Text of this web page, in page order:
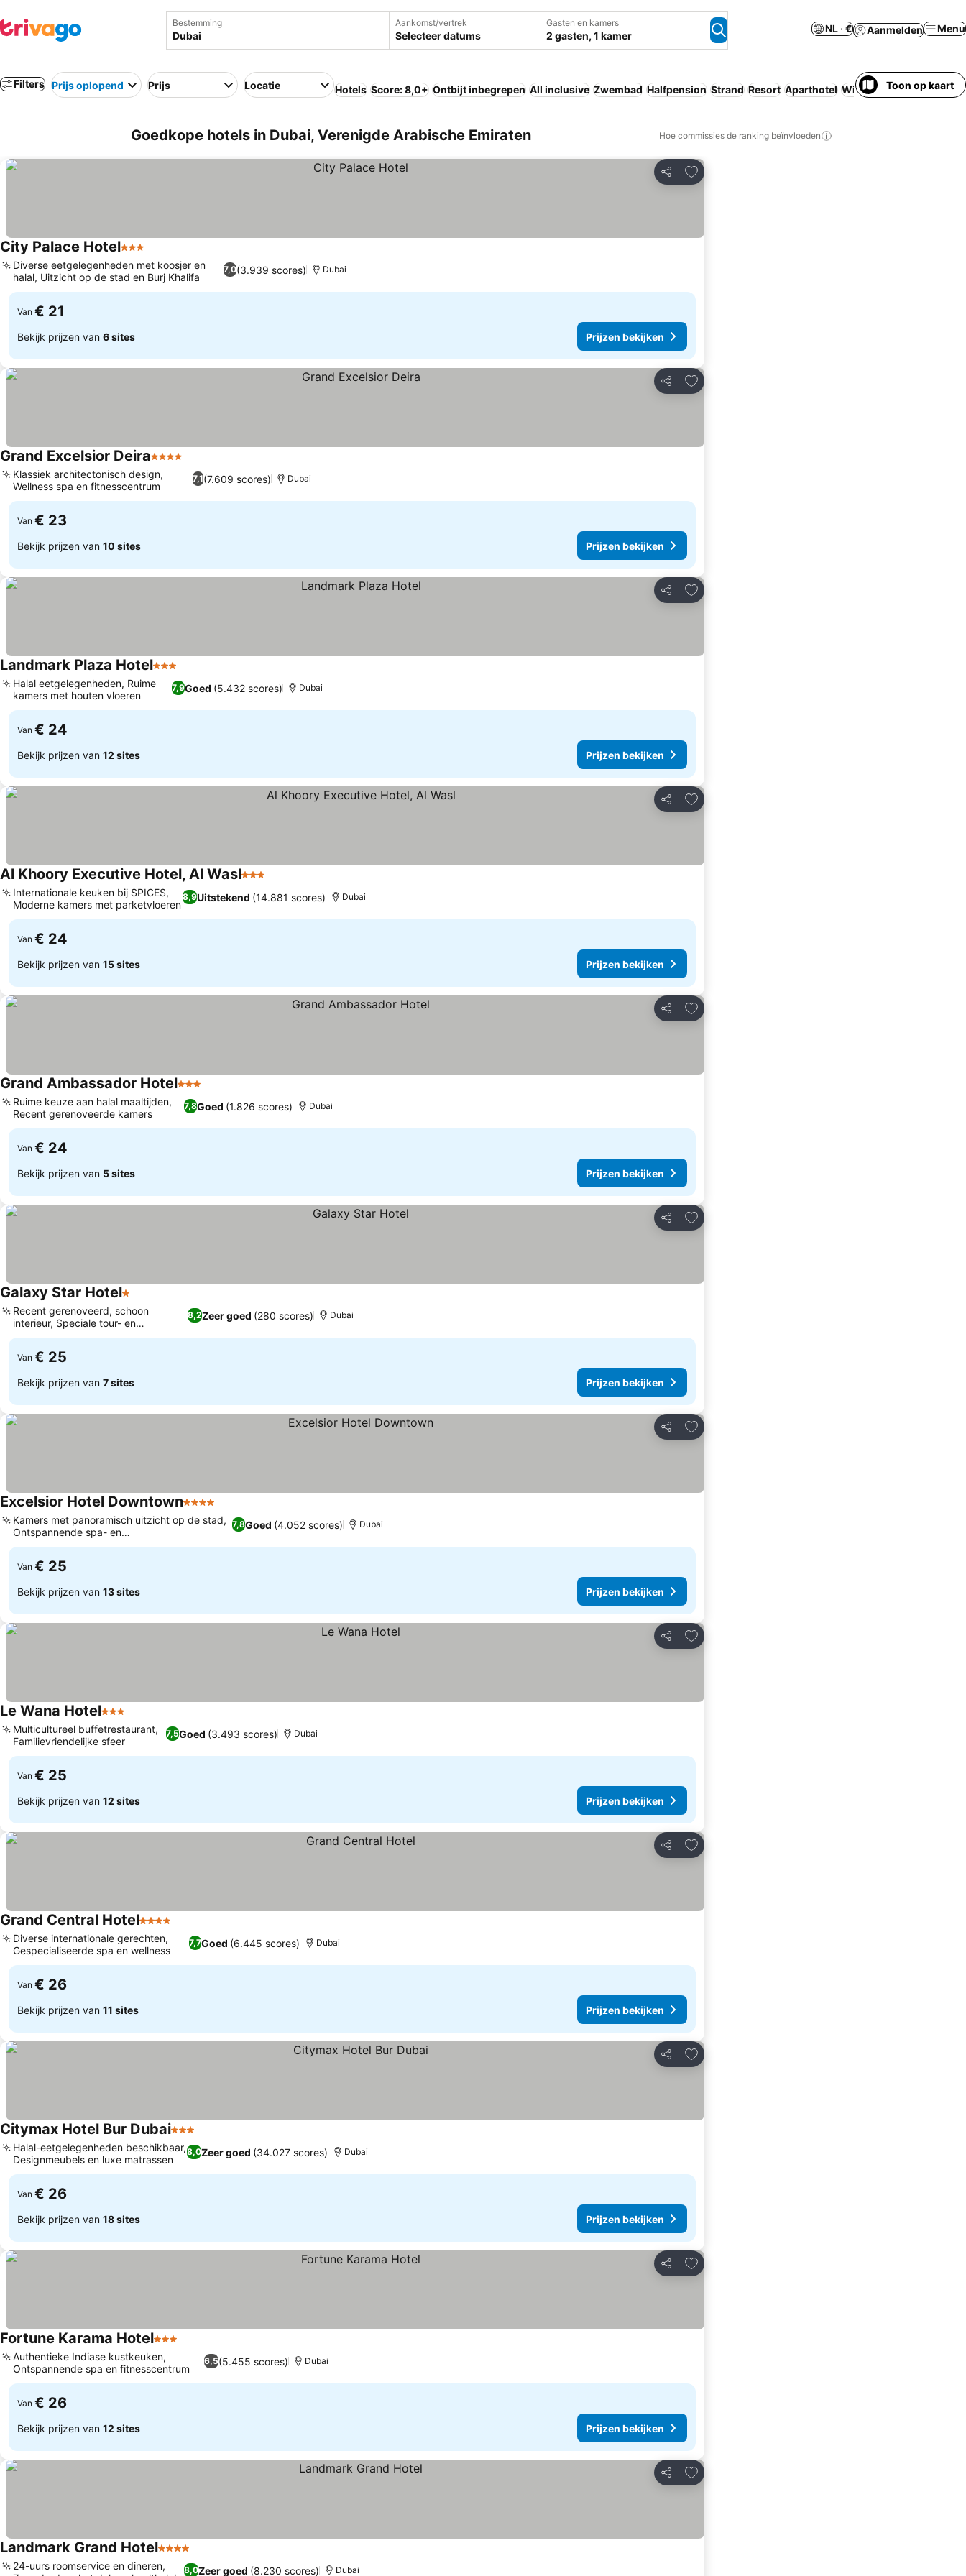
Bestemming Aankomst/vertrek
Selecteer datums
Gasten en kamers
2 gasten, 1 kamer
NL · € Aanmelden Menu
Filters Prijs oplopend Prijs Locatie Hotels Score: 8,0+ Ontbijt inbegrepen All inclusive Zwembad Halfpension Strand Resort Aparthotel Wifi LuxeToon op kaart
Goedkope hotels in Dubai, Verenigde Arabische Emiraten Hoe commissies de ranking beïnvloeden
Delen
Toevoegen aan favorieten
City Palace Hotel3 Sterren
7,0(3.939 scores)
Diverse eetgelegenheden met koosjer en
halal, Uitzicht op de stad en Burj Khalifa
Dubai
Van € 21
Bekijk prijzen van 6 sites Prijzen bekijken
Delen
Toevoegen aan favorieten
Grand Excelsior Deira4 Sterren
7,1(7.609 scores)
Klassiek architectonisch design,
Wellness spa en fitnesscentrum
Dubai
Van € 23
Bekijk prijzen van 10 sites Prijzen bekijken
Delen
Toevoegen aan favorieten
Landmark Plaza Hotel3 Sterren
7,9Goed (5.432 scores)
Halal eetgelegenheden, Ruime
kamers met houten vloeren
Dubai
Van € 24
Bekijk prijzen van 12 sites Prijzen bekijken
Delen
Toevoegen aan favorieten
Al Khoory Executive Hotel, Al Wasl3 Sterren
8,9Uitstekend (14.881 scores)
Internationale keuken bij SPICES,
Moderne kamers met parketvloeren
Dubai
Van € 24
Bekijk prijzen van 15 sites Prijzen bekijken
Delen
Toevoegen aan favorieten
Grand Ambassador Hotel3 Sterren
7,8Goed (1.826 scores)
Ruime keuze aan halal maaltijden,
Recent gerenoveerde kamers
Dubai
Van € 24
Bekijk prijzen van 5 sites Prijzen bekijken
Delen
Toevoegen aan favorieten
Galaxy Star Hotel1 Sterren
8,2Zeer goed (280 scores)
Recent gerenoveerd, schoon
interieur, Speciale tour- en
ticketservice
Dubai
Van € 25
Bekijk prijzen van 7 sites Prijzen bekijken
Delen
Toevoegen aan favorieten
Excelsior Hotel Downtown4 Sterren
7,8Goed (4.052 scores)
Kamers met panoramisch uitzicht op de stad,
Ontspannende spa- en
massagebehandelingen
Dubai
Van € 25
Bekijk prijzen van 13 sites Prijzen bekijken
Delen
Toevoegen aan favorieten
Le Wana Hotel3 Sterren
7,5Goed (3.493 scores)
Multicultureel buffetrestaurant,
Familievriendelijke sfeer
Dubai
Van € 25
Bekijk prijzen van 12 sites Prijzen bekijken
Delen
Toevoegen aan favorieten
Grand Central Hotel4 Sterren
7,7Goed (6.445 scores)
Diverse internationale gerechten,
Gespecialiseerde spa en wellness
Dubai
Van € 26
Bekijk prijzen van 11 sites Prijzen bekijken
Delen
Toevoegen aan favorieten
Citymax Hotel Bur Dubai3 Sterren
8,0Zeer goed (34.027 scores)
Halal-eetgelegenheden beschikbaar,
Designmeubels en luxe matrassen
Dubai
Van € 26
Bekijk prijzen van 18 sites Prijzen bekijken
Delen
Toevoegen aan favorieten
Fortune Karama Hotel3 Sterren
6,5(5.455 scores)
Authentieke Indiase kustkeuken,
Ontspannende spa en fitnesscentrum
Dubai
Van € 26
Bekijk prijzen van 12 sites Prijzen bekijken
Delen
Toevoegen aan favorieten
Landmark Grand Hotel4 Sterren
8,0Zeer goed (8.230 scores)
24-uurs roomservice en dineren,
Dubai